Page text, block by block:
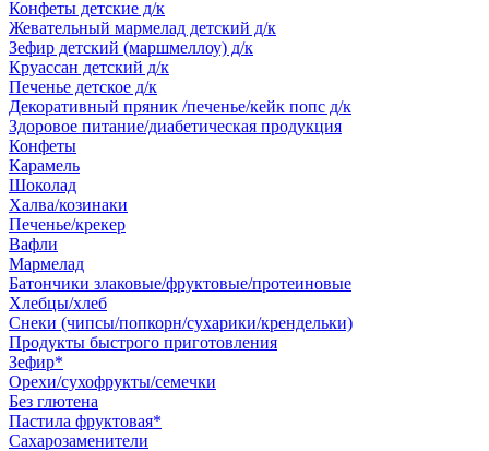
Конфеты детские д/к
Жевательный мармелад детский д/к
Зефир детский (маршмеллоу) д/к
Круассан детский д/к
Печенье детское д/к
Декоративный пряник /печенье/кейк попс д/к
Здоровое питание/диабетическая продукция
Конфеты
Карамель
Шоколад
Халва/козинаки
Печенье/крекер
Вафли
Мармелад
Батончики злаковые/фруктовые/протеиновые
Хлебцы/хлеб
Снеки (чипсы/попкорн/сухарики/крендельки)
Продукты быстрого приготовления
Зефир*
Орехи/сухофрукты/семечки
Без глютена
Пастила фруктовая*
Сахарозаменители